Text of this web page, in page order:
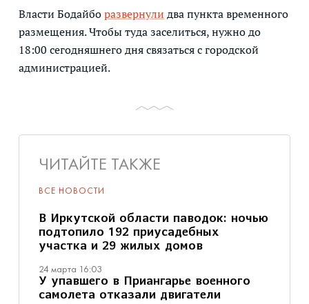
Власти Бодайборазвернули два пункта временного
размещения. Чтобы туда заселиться, нужно до
18:00 сегодняшнего дня связаться с городской
администрацией.
ЧИТАЙТЕ ТАКЖЕ
ВСЕ НОВОСТИ
В Иркутской области паводок: ночью
подтопило 192 приусадебных
участка и 29 жилых домов
24 марта 16:03
У упавшего в Приангарье военного
самолета отказали двигатели